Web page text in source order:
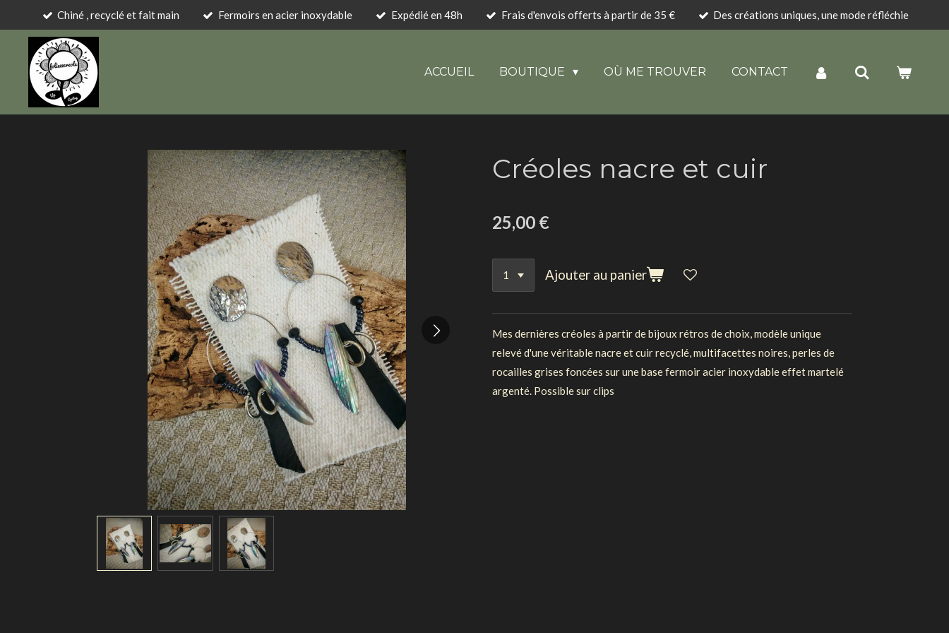
contenu
principal
Chiné , recyclé et fait main Fermoirs en acier inoxydable Expédié en 48h Frais d'envois offerts à partir de 35 € Des créations uniques, une mode réfléchie
ACCUEIL BOUTIQUE OÙ ME TROUVER CONTACT
Créoles nacre et cuir
25,00 €
Ajouter au panier
Mes dernières créoles à partir de bijoux rétros de choix, modèle unique
relevé d'une véritable nacre et cuir recyclé, multifacettes noires, perles de
rocailles grises foncées sur une base fermoir acier inoxydable effet martelé
argenté. Possible sur clips